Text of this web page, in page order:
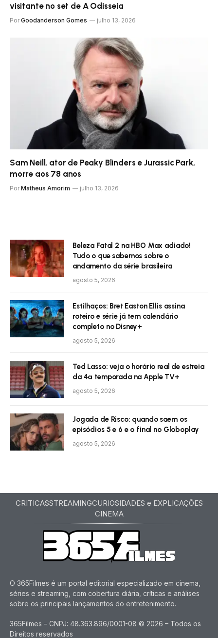
visitante no set de A Odisseia
Por Goodanderson Gomes julho 13, 2026
Sam Neill, ator de Peaky Blinders e Jurassic Park,
morre aos 78 anos
Por Matheus Amorim julho 13, 2026
Beleza Fatal 2 na HBO Max adiado!
Tudo o que sabemos sobre o
andamento da série brasileira
agosto 5, 2026
Estilhaços: Bret Easton Ellis assina
roteiro e série já tem calendário
completo no Disney+
agosto 5, 2026
Ted Lasso: veja o horário real de estreia
da 4ª temporada na Apple TV+
agosto 5, 2026
Jogada de Risco: quando saem os
episódios 5 e 6 e o final no Globoplay
agosto 5, 2026
CRITICASSTREAMINGCURIOSIDADES e EXPLICAÇÕES
CINEMA
O 365Filmes é um portal editorial especializado em cinema,
séries e streaming, com cobertura diária, críticas e análises
sobre os principais lançamentos do entretenimento.
365Filmes – CNPJ: 48.363.896/0001-08 © 2026 – Todos os
Direitos reservados